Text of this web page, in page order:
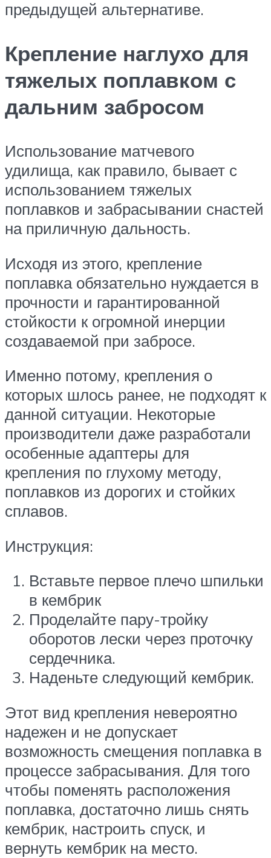
предыдущей альтернативе.
Крепление наглухо для
тяжелых поплавком с
дальним забросом
Использование матчевого
удилища, как правило, бывает с
использованием тяжелых
поплавков и забрасывании снастей
на приличную дальность.
Исходя из этого, крепление
поплавка обязательно нуждается в
прочности и гарантированной
стойкости к огромной инерции
создаваемой при забросе.
Именно потому, крепления о
которых шлось ранее, не подходят к
данной ситуации. Некоторые
производители даже разработали
особенные адаптеры для
крепления по глухому методу,
поплавков из дорогих и стойких
сплавов.
Инструкция:
Вставьте первое плечо шпильки
в кембрик
Проделайте пару-тройку
оборотов лески через проточку
сердечника.
Наденьте следующий кембрик.
Этот вид крепления невероятно
надежен и не допускает
возможность смещения поплавка в
процессе забрасывания. Для того
чтобы поменять расположения
поплавка, достаточно лишь снять
кембрик, настроить спуск, и
вернуть кембрик на место.